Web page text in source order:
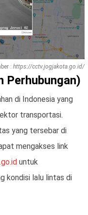
: https://cctv.jogjakota.go.id/
Perhubungan)
di Indonesia yang
transportasi.
yang tersebar di
mengakses link
untuk
kondisi lalu lintas di